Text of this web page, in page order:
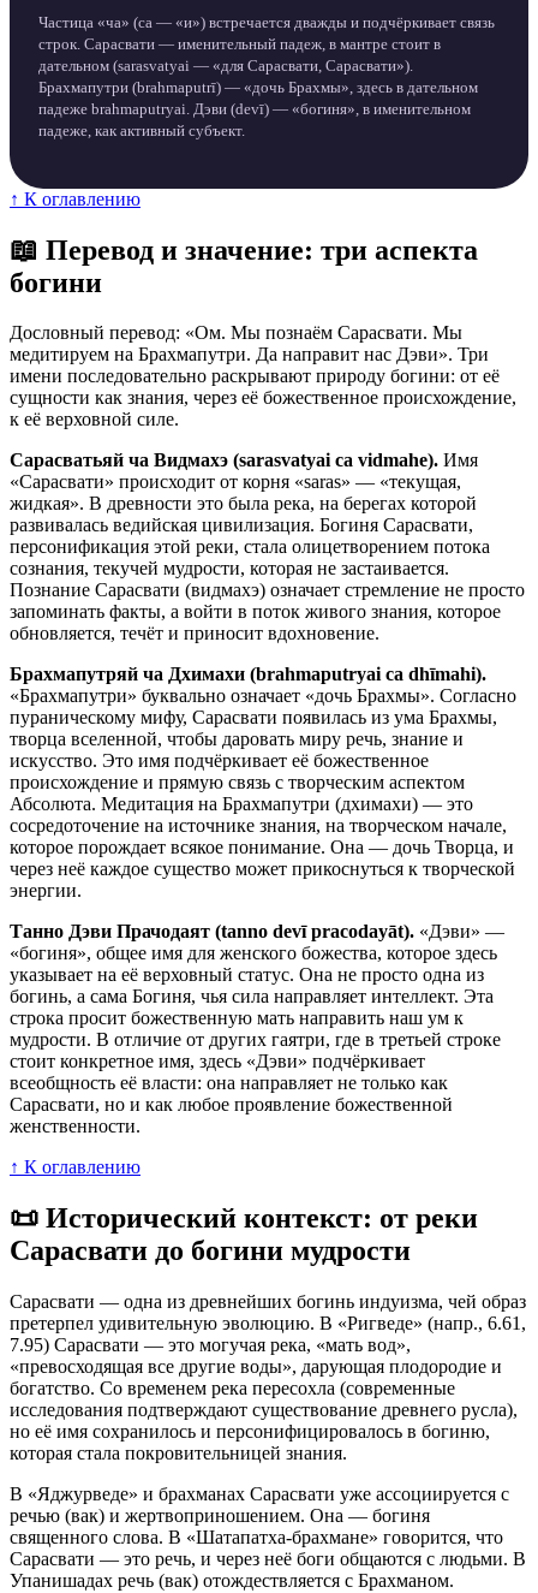
Частица «ча» (ca — «и») встречается дважды и подчёркивает связь
строк. Сарасвати — именительный падеж, в мантре стоит в
дательном (sarasvatyai — «для Сарасвати, Сарасвати»).
Брахмапутри (brahmaputrī) — «дочь Брахмы», здесь в дательном
падеже brahmaputryai. Дэви (devī) — «богиня», в именительном
падеже, как активный субъект.
↑ К оглавлению
📖 Перевод и значение: три аспекта
богини
Дословный перевод: «Ом. Мы познаём Сарасвати. Мы
медитируем на Брахмапутри. Да направит нас Дэви». Три
имени последовательно раскрывают природу богини: от её
сущности как знания, через её божественное происхождение,
к её верховной силе.
Сарасватьяй ча Видмахэ (sarasvatyai ca vidmahe). Имя
«Сарасвати» происходит от корня «saras» — «текущая,
жидкая». В древности это была река, на берегах которой
развивалась ведийская цивилизация. Богиня Сарасвати,
персонификация этой реки, стала олицетворением потока
сознания, текучей мудрости, которая не застаивается.
Познание Сарасвати (видмахэ) означает стремление не просто
запоминать факты, а войти в поток живого знания, которое
обновляется, течёт и приносит вдохновение.
Брахмапутряй ча Дхимахи (brahmaputryai ca dhīmahi).
«Брахмапутри» буквально означает «дочь Брахмы». Согласно
пураническому мифу, Сарасвати появилась из ума Брахмы,
творца вселенной, чтобы даровать миру речь, знание и
искусство. Это имя подчёркивает её божественное
происхождение и прямую связь с творческим аспектом
Абсолюта. Медитация на Брахмапутри (дхимахи) — это
сосредоточение на источнике знания, на творческом начале,
которое порождает всякое понимание. Она — дочь Творца, и
через неё каждое существо может прикоснуться к творческой
энергии.
Танно Дэви Прачодаят (tanno devī pracodayāt). «Дэви» —
«богиня», общее имя для женского божества, которое здесь
указывает на её верховный статус. Она не просто одна из
богинь, а сама Богиня, чья сила направляет интеллект. Эта
строка просит божественную мать направить наш ум к
мудрости. В отличие от других гаятри, где в третьей строке
стоит конкретное имя, здесь «Дэви» подчёркивает
всеобщность её власти: она направляет не только как
Сарасвати, но и как любое проявление божественной
женственности.
↑ К оглавлению
📜 Исторический контекст: от реки
Сарасвати до богини мудрости
Сарасвати — одна из древнейших богинь индуизма, чей образ
претерпел удивительную эволюцию. В «Ригведе» (напр., 6.61,
7.95) Сарасвати — это могучая река, «мать вод»,
«превосходящая все другие воды», дарующая плодородие и
богатство. Со временем река пересохла (современные
исследования подтверждают существование древнего русла),
но её имя сохранилось и персонифицировалось в богиню,
которая стала покровительницей знания.
В «Яджурведе» и брахманах Сарасвати уже ассоциируется с
речью (вак) и жертвоприношением. Она — богиня
священного слова. В «Шатапатха-брахмане» говорится, что
Сарасвати — это речь, и через неё боги общаются с людьми. В
Упанишадах речь (вак) отождествляется с Брахманом.